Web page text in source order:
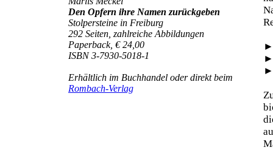
Den Opfern ihre Namen zurückgeben
Stolpersteine in Freiburg
292 Seiten, zahlreiche Abbildungen
Paperback, € 24,00
ISBN 3-7930-5018-1
Erhältlich im Buchhandel oder direkt beim
Rombach-Verlag